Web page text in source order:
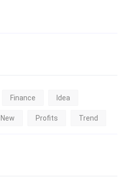
Finance Idea
New Profits Trend